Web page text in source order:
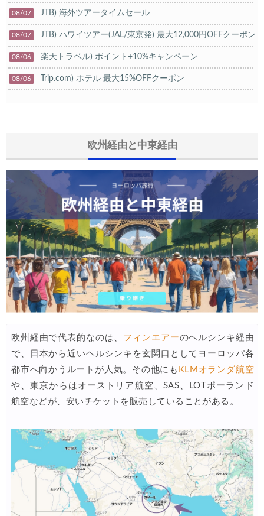
08/07 JTB) 海外ツアータイムセール
08/07 JTB) ハワイツアー(JAL/東京発) 最大12,000円OFFクーポン
08/06 楽天トラベル) ポイント+10%キャンペーン
08/06 Trip.com) ホテル 最大15%OFFクーポン
HIS) 海外航空券タイムセール
Trip.com) 韓国旅 最大50%OFFセール
08/01 Trip.com) 海外ホテル2%OFFクーポン TRIP1
08/01 エアトリ) 海外航空券(60日前) 1,000円OFFクーポン
08/01 Trip.com) 海外航空券1%OFFクーポン TRIP2
07/27 Trip.com) タイ旅行 最大50%OFFセール
07/30 Trip.com) ホテル 1,500円OFFクーポン
07/30 Trip.com) 航空券 1,500円OFFクーポン
07/27 Trip.com) タイ航空券 10%OFFクーポン
07/25 楽天トラベル) 海外ツアー 最大30,000円OFFクーポン
07/25 Trip.com) 海外航空券(アジア) 6,900円~
HIS) 海外航空券 3,000円OFFクーポン
07/24 HIS) アイスランドツアー 最大30,000円OFFクーポン
Trip.com) 海外航空券 最大2,500円OFFクーポン
欧州経由と中東経由
欧州経由で代表的なのは、 フィンエアーのヘルシンキ経由
で、日本から近いヘルシンキを玄関口としてヨーロッパ各
都市へ向かうルートが人気。その他にも KLMオランダ航空
や、東京からはオーストリア航空、SAS、LOTポーランド
航空などが、安いチケットを販売していることがある。